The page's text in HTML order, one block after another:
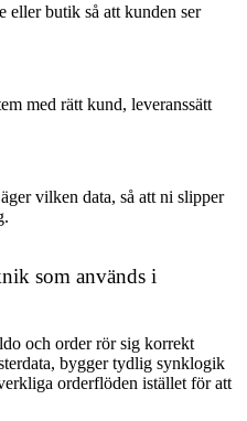
eller butik så att kunden ser
med rätt kund, leveranssätt
vilken data, så att ni slipper
som används i
och order rör sig korrekt
bygger tydlig synklogik
orderflöden istället för att